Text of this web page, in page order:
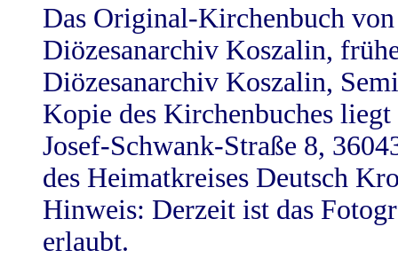
Das Original-Kirchenbuch
Diözesanarchiv Koszalin,
Diözesanarchiv Koszalin,
Kopie des Kirchenbuches
Josef-Schwank-Straße 8,
des Heimatkreises Deutsch
Hinweis: Derzeit ist das
erlaubt.